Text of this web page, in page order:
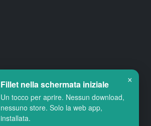
×
Fillet nella schermata iniziale
Un tocco per aprire. Nessun download,
nessuno store. Solo la web app,
installata.